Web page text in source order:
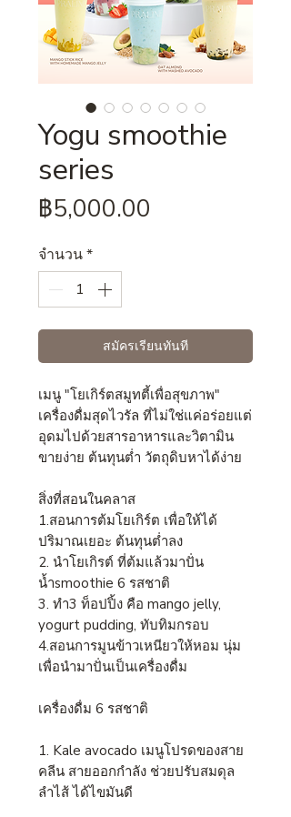
Yogu smoothie
series
฿5,000.00
จำนวน*
สมัครเรียนทันที
เมนู "โยเกิร์ตสมูทตี้เพื่อสุขภาพ"
เครื่องดื่มสุดไวรัล ที่ไม่ใช่แค่อร่อยแต่
อุดมไปด้วยสารอาหารและวิตามิน
ขายง่าย ต้นทุนต่ำ วัตถุดิบหาได้ง่าย
สิ่งที่สอนในคลาส
1.สอนการต้มโยเกิร์ต เพื่อให้ได้
ปริมาณเยอะ ต้นทุนต่ำลง
2. นำโยเกิรต์ ที่ต้มแล้วมาปั่น
น้ำsmoothie 6 รสชาติ
3. ทำ3 ท็อปปิ้ง คือ mango jelly,
yogurt pudding, ทับทิมกรอบ
4.สอนการมูนข้าวเหนียวให้หอม นุ่ม
เพื่อนำมาปั่นเป็นเครื่องดื่ม
เครื่องดื่ม 6 รสชาติ
1. Kale avocado เมนูโปรดของสาย
คลีน สายออกกำลัง ช่วยปรับสมดุล
ลำไส้ ได้ไขมันดี